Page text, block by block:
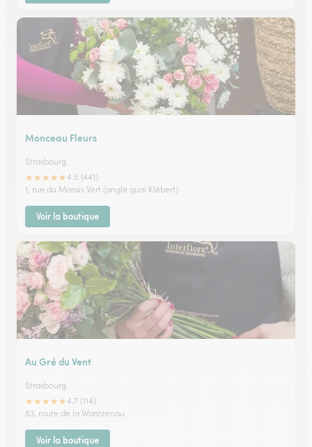
Monceau Fleurs
Strasbourg .
★★★★★4.5 (441)
1, rue du Marais Vert (angle quai Klébert)
Voir la boutique
Au Gré du Vent
Strasbourg
★★★★★4.7 (114)
83, route de la Wantzenau
Voir la boutique